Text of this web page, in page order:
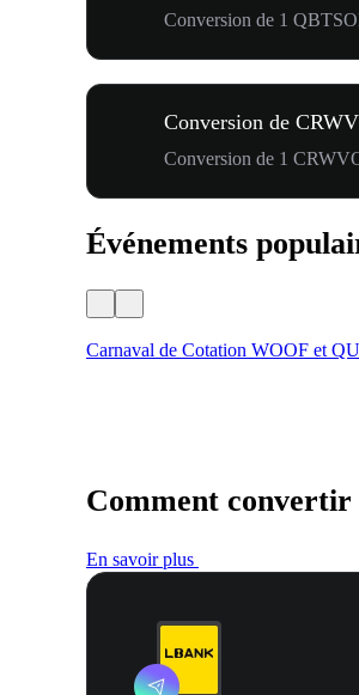
Conversion de 1
Conversion de
Conversion de 1
Événements
Carnaval de Cotation WOOF et
Comment convertir
En savoir plus